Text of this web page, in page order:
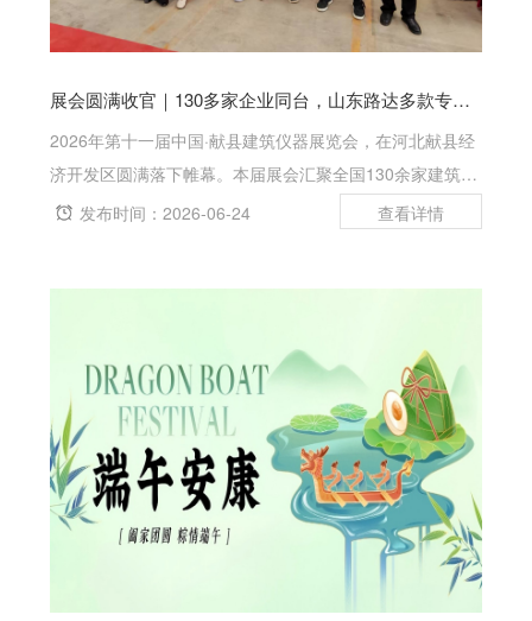
展会圆满收官｜130多家企业同台，山东路达多款专利仪器精彩展出
2026年第十一届中国·献县建筑仪器展览会，在河北献县经
济开发区圆满落下帷幕。本届展会汇聚全国130余家建筑仪
器重点企业，集结行业前沿技术与优质设备，吸引了全国各
发布时间：2026-06-24